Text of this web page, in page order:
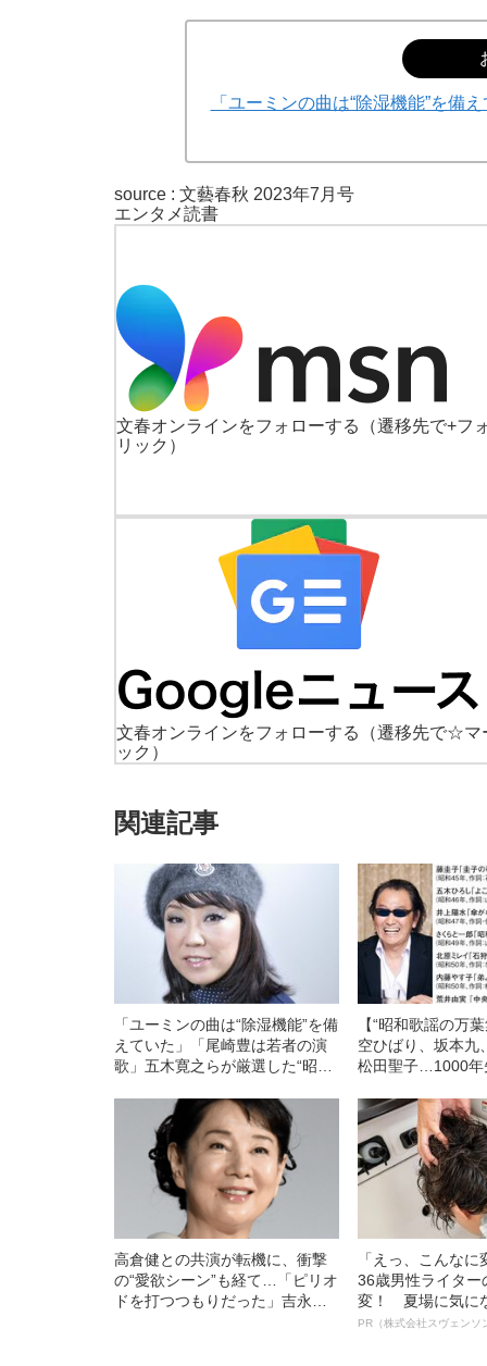
「ユーミンの曲は“除湿機能”を備
source : 文藝春秋 2023年7月号
エンタメ読書
文春オンラインをフォローする
（遷移先で+フ
リック）
文春オンラインをフォローする
（遷移先で☆マ
ック）
関連記事
「ユーミンの曲は“除湿機能”を備
えていた」「尾崎豊は若者の演
歌」五木寛之らが厳選した“昭和
【“昭和歌謡の万
空ひばり、坂本九
松田聖子…1000年
高倉健との共演が転機に、衝撃
の“愛欲シーン”も経て…「ピリオ
ドを打つつもりだった」吉永小
「えっ、こんな
36歳男性ライター
変！ 夏場に気に
オイ”や“ベタつき
PR（株式会社スヴェンソ